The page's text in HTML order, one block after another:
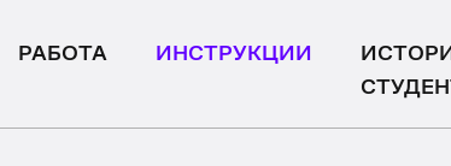
РАБОТА ИНСТРУКЦИИ